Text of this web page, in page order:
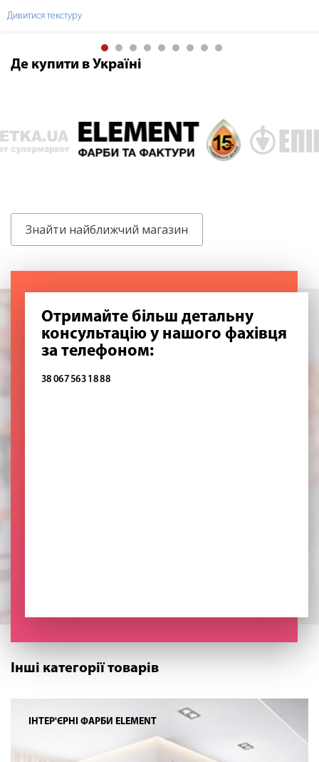
Дивитися текстуру
Де купити в Україні
Знайти найближчий магазин
Отримайте більш детальну
консультацію у нашого фахівця
за телефоном:
38 067 563 18 88
Інші категорії товарів
ІНТЕР'ЄРНІ ФАРБИ ELEMENT